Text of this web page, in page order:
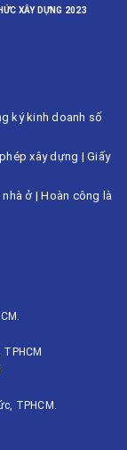
XÂY DỰNG 2023
ký kinh doanh số
xây dựng | Giấy
ở |Hoàn công là
TPHCM.